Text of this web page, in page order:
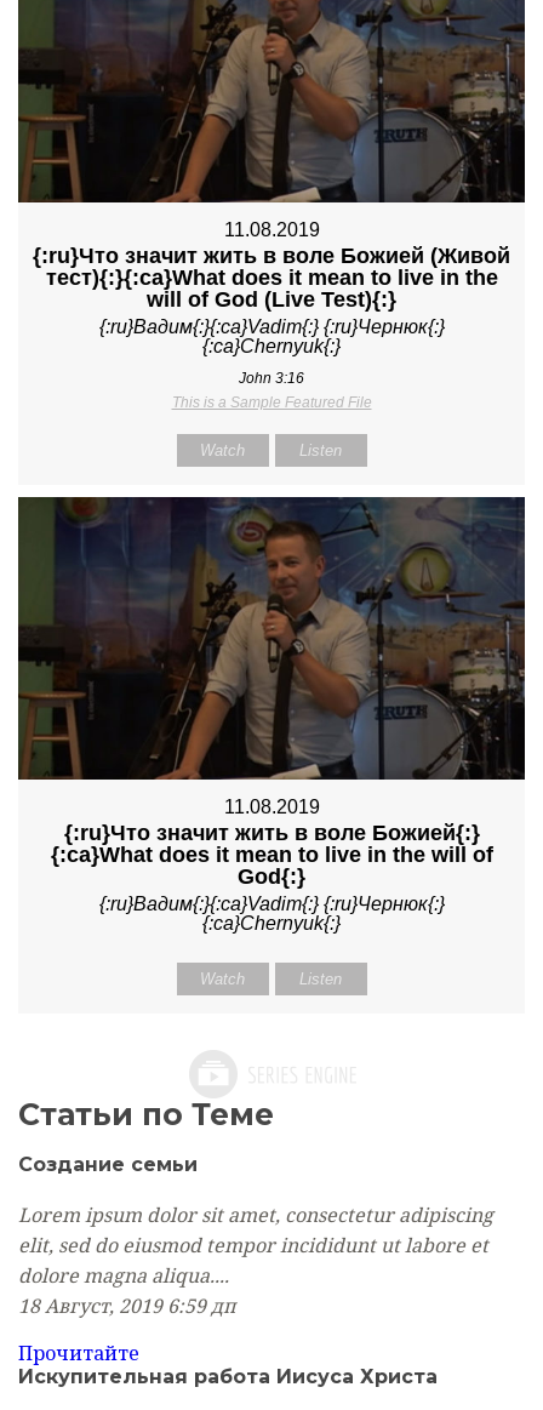
11.08.2019
{:ru}Что значит жить в воле Божией (Живой
тест){:}{:ca}What does it mean to live in the
will of God (Live Test){:}
{:ru}Вадим{:}{:ca}Vadim{:} {:ru}Чернюк{:}
{:ca}Chernyuk{:}
John 3:16
This is a Sample Featured File
Watch Listen
11.08.2019
{:ru}Что значит жить в воле Божией{:}
{:ca}What does it mean to live in the will of
God{:}
{:ru}Вадим{:}{:ca}Vadim{:} {:ru}Чернюк{:}
{:ca}Chernyuk{:}
Watch Listen
Статьи по Теме
Создание семьи
Lorem ipsum dolor sit amet, consectetur adipiscing
elit, sed do eiusmod tempor incididunt ut labore et
dolore magna aliqua....
18 Август, 2019 6:59 дп
Прочитайте
Искупительная работа Иисуса Христа